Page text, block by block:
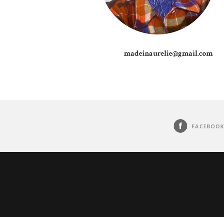
madeinaurelie@gmail.com
FACEBOOK